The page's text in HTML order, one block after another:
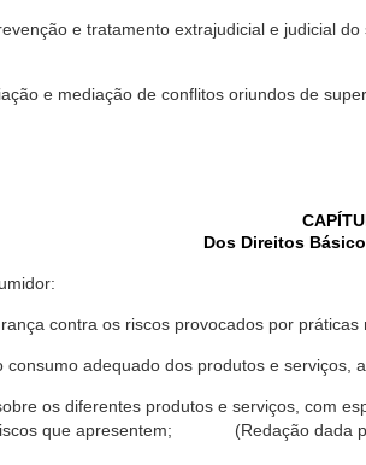
e tratamento extrajudicial e
e mediação de conflitos oriundos de
Dos Direitos
contra os riscos provocados por
adequado dos produtos e
os diferentes produtos e serviços, com
riscos que apresentem; (Redação dada